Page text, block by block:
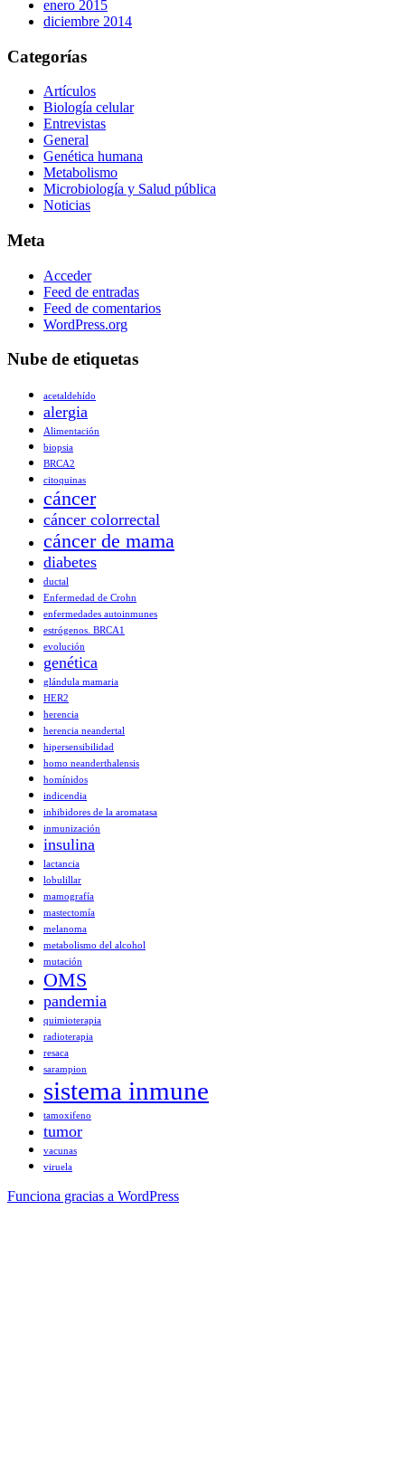
enero 2015
diciembre 2014
Categorías
Artículos
Biología celular
Entrevistas
General
Genética humana
Metabolismo
Microbiología y Salud pública
Noticias
Meta
Acceder
Feed de entradas
Feed de comentarios
WordPress.org
Nube de etiquetas
acetaldehído
alergia
Alimentación
biopsia
BRCA2
citoquinas
cáncer
cáncer colorrectal
cáncer de mama
diabetes
ductal
Enfermedad de Crohn
enfermedades autoinmunes
estrógenos. BRCA1
evolución
genética
glándula mamaria
HER2
herencia
herencia neandertal
hipersensibilidad
homo neanderthalensis
homínidos
indicendia
inhibidores de la aromatasa
inmunización
insulina
lactancia
lobulillar
mamografía
mastectomía
melanoma
metabolismo del alcohol
mutación
OMS
pandemia
quimioterapia
radioterapia
resaca
sarampion
sistema inmune
tamoxifeno
tumor
vacunas
viruela
Funciona gracias a WordPress